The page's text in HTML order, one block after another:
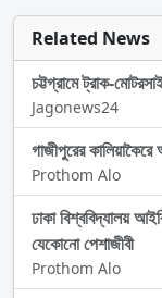
Related News
চট্টগ্রামে ট্রাক-
Jagonews24
গাজীপুরের
Prothom Alo
ঢাকা বিশ্ববিদ্যালয়
যেকোনো পেশাজীবী
Prothom Alo